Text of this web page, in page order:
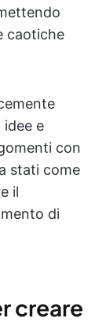
caotiche
e
con
stati come
il
di
creare